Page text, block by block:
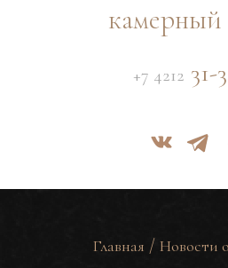
камерный
+7 4212 31-
Главная / Новости